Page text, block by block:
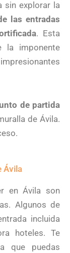
sin explorar la
las entradas
. Esta
la imponente
de partida
de Ávila.
Ávila
en Ávila son
Algunos de
incluida
hoteles. Te
que puedas